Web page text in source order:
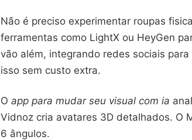
Não é preciso experimentar roupas
ferramentas como LightX ou HeyGen
vão além, integrando redes sociais
isso sem custo extra.
O app para mudar seu visual com ia
Vidnoz cria avatares 3D detalhados. O
6 ângulos.